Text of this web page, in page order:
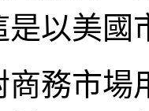
是以美國
商務市場